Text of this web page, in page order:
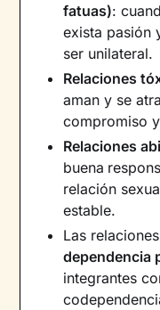
fatuas):
exista pasión
ser unilateral.
Relaciones
aman y se
compromiso
Relaciones
buena
relación
estable.
Las
dependencia
integrantes